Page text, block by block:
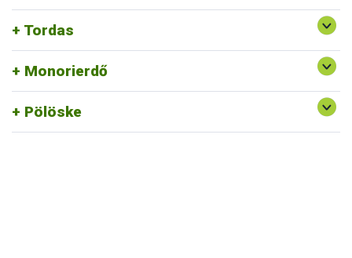
Tordas
Monorierdő
Pölöske